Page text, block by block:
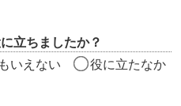
立ちましたか？
いえない
役に立たなか